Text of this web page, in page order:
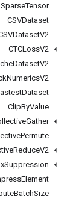
SparseTensor
CSVDataset
V2
CTCLossV2
DatasetV2
NumericsV2
Dataset
ClipByValue
Gather
Permute
ReduceV2
Suppression
Element
BatchSize